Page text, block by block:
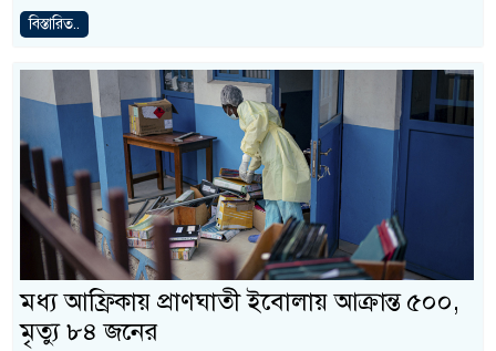
বিস্তারিত..
মধ্য আফ্রিকায় প্রাণঘাতী ইবোলায় আক্রান্ত ৫০০,
মৃত্যু ৮৪ জনের